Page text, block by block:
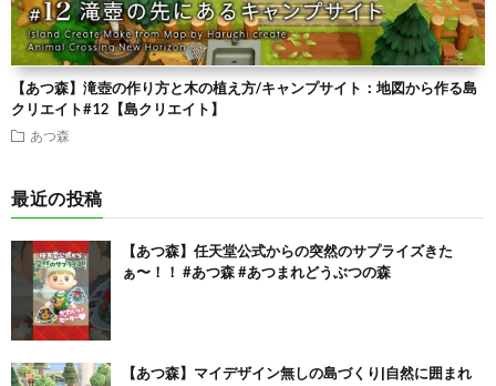
【あつ森】滝壺の作り方と木の植え方/キャンプサイト：地図から作る島
クリエイト#12【島クリエイト】
あつ森
最近の投稿
【あつ森】任天堂公式からの突然のサプライズきた
ぁ〜！！ #あつ森 #あつまれどうぶつの森
【あつ森】マイデザイン無しの島づくり|自然に囲まれ